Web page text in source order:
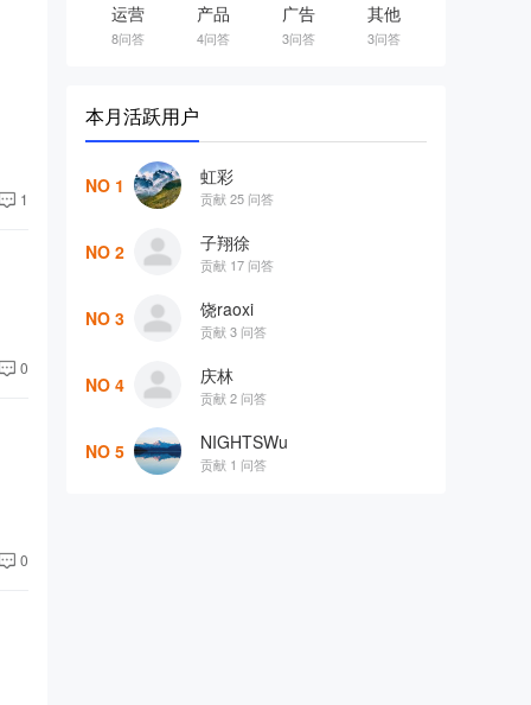
1
0
0
运营
8问答
产品
4问答
广告
3问答
其他
3问答
本月活跃用户
NO 1 虹彩
贡献 25 问答
NO 2 子翔徐
贡献 17 问答
NO 3 饶raoxi
贡献 3 问答
NO 4 庆林
贡献 2 问答
NO 5 NIGHTSWu
贡献 1 问答